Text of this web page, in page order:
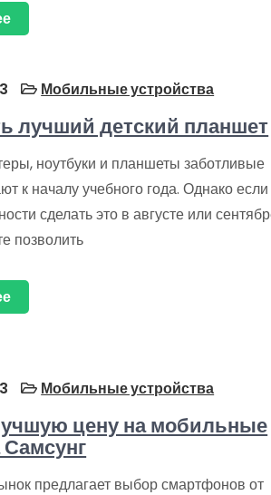
Мобильные устройства
лучший детский планшет
ноутбуки и планшеты заботливые
к началу учебного года. Однако
сделать это в августе или
позволить
Мобильные устройства
цену на мобильные
Самсунг
предлагает выбор смартфонов от